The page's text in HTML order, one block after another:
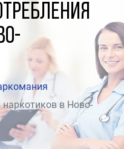
наркотиков в Ново-